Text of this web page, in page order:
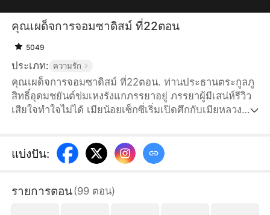
คุณเผด็จการจอมซาดิสม์ ที่22ตอน
5049
ประเภท: ความรัก
คุณเผด็จการจอมซาดิสม์ ที่22ตอน. ท่านประธานตระกูลภู
สิทธิ์อุดมชยันต์ข่มเหงรังแกภรรยาอยู่ ภรรยาผู้มีเสน่ห์รีวิว
เสียใจทำใจไม่ได้ เมียน้อยเซ็กซี่เริ่มเปิดศึกกับเมียหลวง
แบ่งปัน:
รายการตอน(99 ตอน)